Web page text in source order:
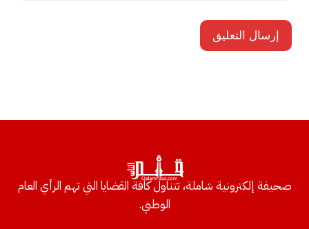
صحيفة إلكترونية شاملة، تتناول كافة القضايا التي تهم الرأي العام
الوطني.